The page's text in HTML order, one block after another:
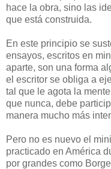
hace la obra, sino las
que está construida.
En este principio se
ensayos, escritos en
aparte, son una forma
el escritor se obliga a
tal que le agota la
que nunca, debe
manera mucho más
Pero no es nuevo el
practicado en América
por grandes como